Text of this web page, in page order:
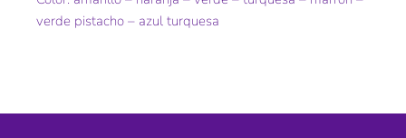
verde pistacho – azul turquesa